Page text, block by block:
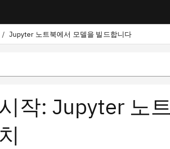
/ Jupyter 노트북에서 모델을 빌드합니다
작: Jupyter 노